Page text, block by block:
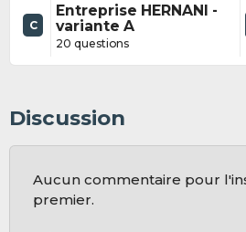
C
Entreprise HERNANI -
variante A
20 questions
Discussion
Aucun commentaire pour
premier.